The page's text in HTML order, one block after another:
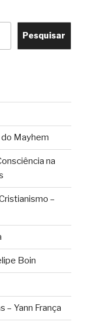
Pesquisar
Mayhem
na
–
Boin
– Yann França